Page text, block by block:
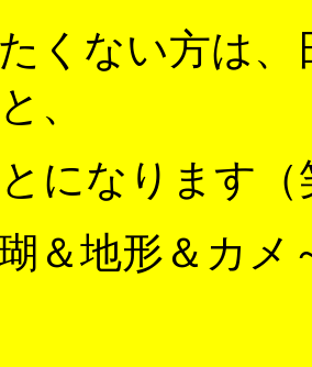
くない方は
、
になります（
＆地形＆カメ